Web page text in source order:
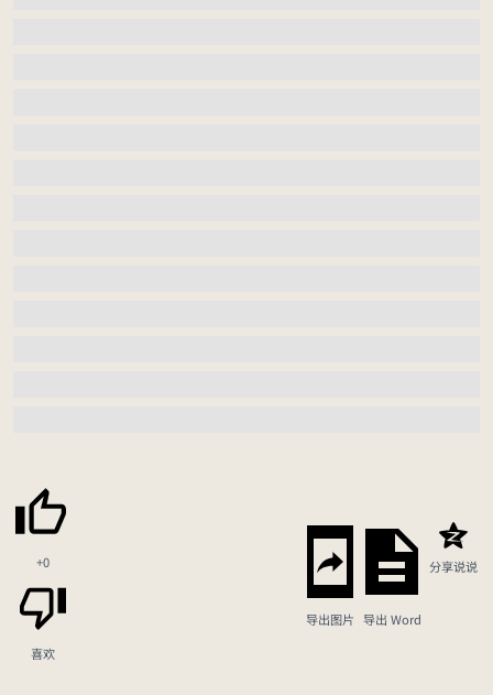
+0
喜欢
导出图片 导出 Word
分享说说